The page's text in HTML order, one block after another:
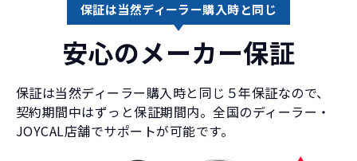
保証は当然ディーラー購入時と同じ
安心のメーカー保証
保証は当然ディーラー購入時と同じ５年保証なので、
契約期間中はずっと保証期間内。全国のディーラー・
JOYCAL店舗でサポートが可能です。